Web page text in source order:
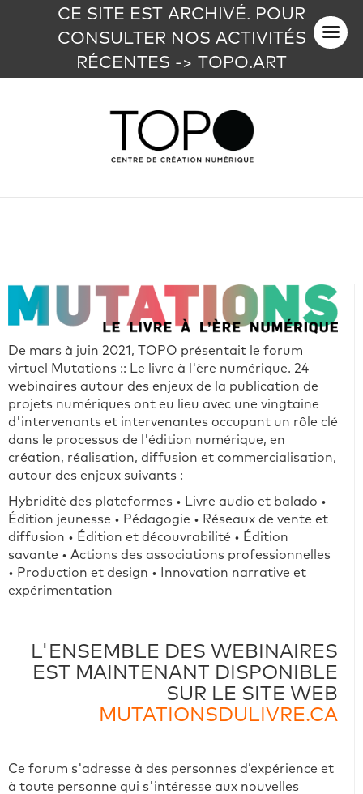
CE SITE EST ARCHIVÉ. POUR
CONSULTER NOS ACTIVITÉS
RÉCENTES -> TOPO.ART
De mars à juin 2021, TOPO présentait le forum
virtuel Mutations :: Le livre à l'ère numérique. 24
webinaires autour des enjeux de la publication de
projets numériques ont eu lieu avec une vingtaine
d'intervenants et intervenantes occupant un rôle clé
dans le processus de l'édition numérique, en
création, réalisation, diffusion et commercialisation,
autour des enjeux suivants :
Hybridité des plateformes • Livre audio et balado •
Édition jeunesse • Pédagogie • Réseaux de vente et
diffusion • Édition et découvrabilité • Édition
savante • Actions des associations professionnelles
• Production et design • Innovation narrative et
expérimentation
L'ENSEMBLE DES WEBINAIRES
EST MAINTENANT DISPONIBLE
SUR LE SITE WEB
MUTATIONSDULIVRE.CA
Ce forum s'adresse à des personnes d’expérience et
à toute personne qui s'intéresse aux nouvelles